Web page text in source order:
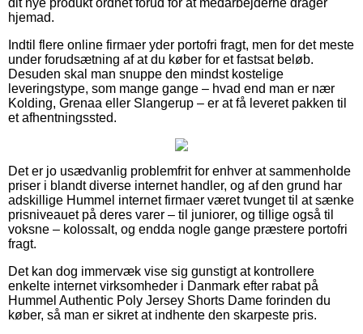
hjemad.
Indtil flere online firmaer yder portofri fragt, men for det meste
under forudsætning af at du køber for et fastsat beløb.
Desuden skal man snuppe den mindst kostelige
leveringstype, som mange gange – hvad end man er nær
Kolding, Grenaa eller Slangerup – er at få leveret pakken til
et afhentningssted.
Det er jo usædvanlig problemfrit for enhver at sammenholde
priser i blandt diverse internet handler, og af den grund har
adskillige Hummel internet firmaer været tvunget til at sænke
prisniveauet på deres varer – til juniorer, og tillige også til
voksne – kolossalt, og endda nogle gange præstere portofri
fragt.
Det kan dog immervæk vise sig gunstigt at kontrollere
enkelte internet virksomheder i Danmark efter rabat på
Hummel Authentic Poly Jersey Shorts Dame forinden du
køber, så man er sikret at indhente den skarpeste pris.